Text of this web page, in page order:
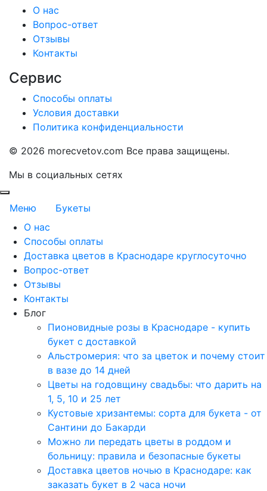
О нас
Вопрос-ответ
Отзывы
Контакты
Сервис
Способы оплаты
Условия доставки
Политика конфиденциальности
© 2026 morecvetov.com Все права защищены.
Мы в социальных сетях
Меню
Букеты
О нас
Способы оплаты
Доставка цветов в Краснодаре круглосуточно
Вопрос-ответ
Отзывы
Контакты
Блог
Пионовидные розы в Краснодаре - купить
букет с доставкой
Альстромерия: что за цветок и почему стоит
в вазе до 14 дней
Цветы на годовщину свадьбы: что дарить на
1, 5, 10 и 25 лет
Кустовые хризантемы: сорта для букета - от
Сантини до Бакарди
Можно ли передать цветы в роддом и
больницу: правила и безопасные букеты
Доставка цветов ночью в Краснодаре: как
заказать букет в 2 часа ночи